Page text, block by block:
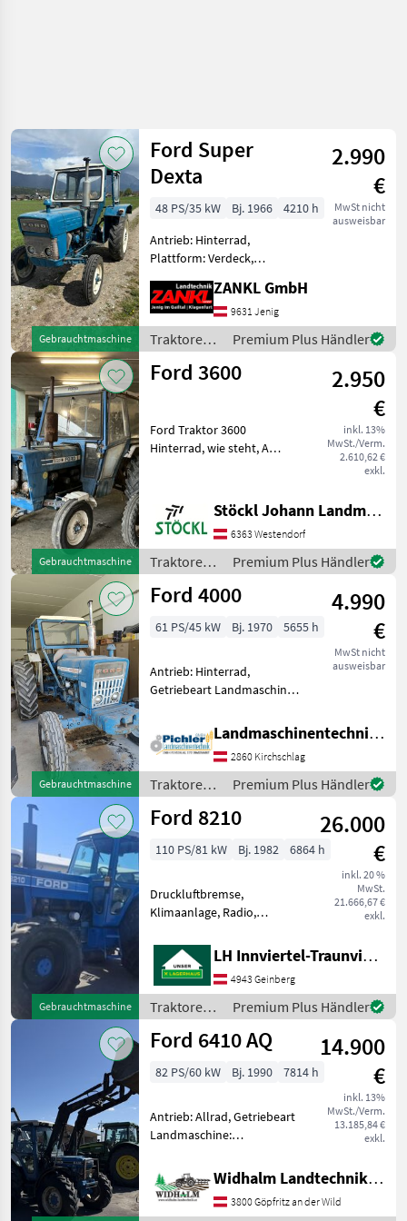
Gebrauchtmaschine
Ford Super
Dexta
2.990
€
MwSt nicht
ausweisbar
48 PS/35 kW Bj. 1966
4210 h
Antrieb: Hinterrad,
Plattform: Verdeck,
Oberlenker hinten:
mechanisch,
Anhängevorrichtung:
manuell, Fahrzeugpapiere
vorhanden Ford
Hinterradtrakt
ZANKL GmbH
9631 Jenig
Traktoren /
Ford
Premium Plus Händler
Gebrauchtmaschine
Ford 3600
2.950
€
inkl. 13%
MwSt./Verm.
2.610,62 €
exkl.
Ford Traktor 3600
Hinterrad, wie steht, A
Stöckl Johann Landmaschinen GesmbH & Co KG
6363 Westendorf
Traktoren /
Ford
Premium Plus Händler
Gebrauchtmaschine
Ford 4000
4.990
€
MwSt nicht
ausweisbar
61 PS/45 kW Bj. 1970 5655 h
Antrieb: Hinterrad,
Getriebeart Landmaschine:
Zapfwellendrehzahl: 540,
Höchstgeschwindigkeit in
km/h: 25 km/h FORD 4000
Oldtimer Trakt
Landmaschinentechnik Pichler GmbH
2860 Kirchschlag
Traktoren /
Ford
Premium Plus Händler
Gebrauchtmaschine
Ford 8210
26.000
€
inkl. 20 %
MwSt.
21.666,67 €
exkl.
110 PS/81 kW Bj. 1982 6864 h
Druckluftbremse,
Klimaanlage, Radio,
vorhanden, Bolzengröße
Anhängevorrichtung (mm):
38mm, Antrieb: Allrad,
Anhängevorrichtung:
manuell,
Höchstgeschwindigke
LH Innviertel-Traunviertel-Urfahr eGen, Geinberg
4943 Geinberg
Traktoren /
Ford
Premium Plus Händler
Ford 6410 AQ
14.900
€
inkl. 13%
MwSt./Verm.
13.185,84 €
exkl.
82 PS/60 kW Bj. 1990 7814 h
Antrieb: Allrad, Getriebeart
Landmaschine:
Kabine,
Zapfwellendrehzahl:
Widhalm Landtechnik GmbH
3800 Göpfritz an der Wild